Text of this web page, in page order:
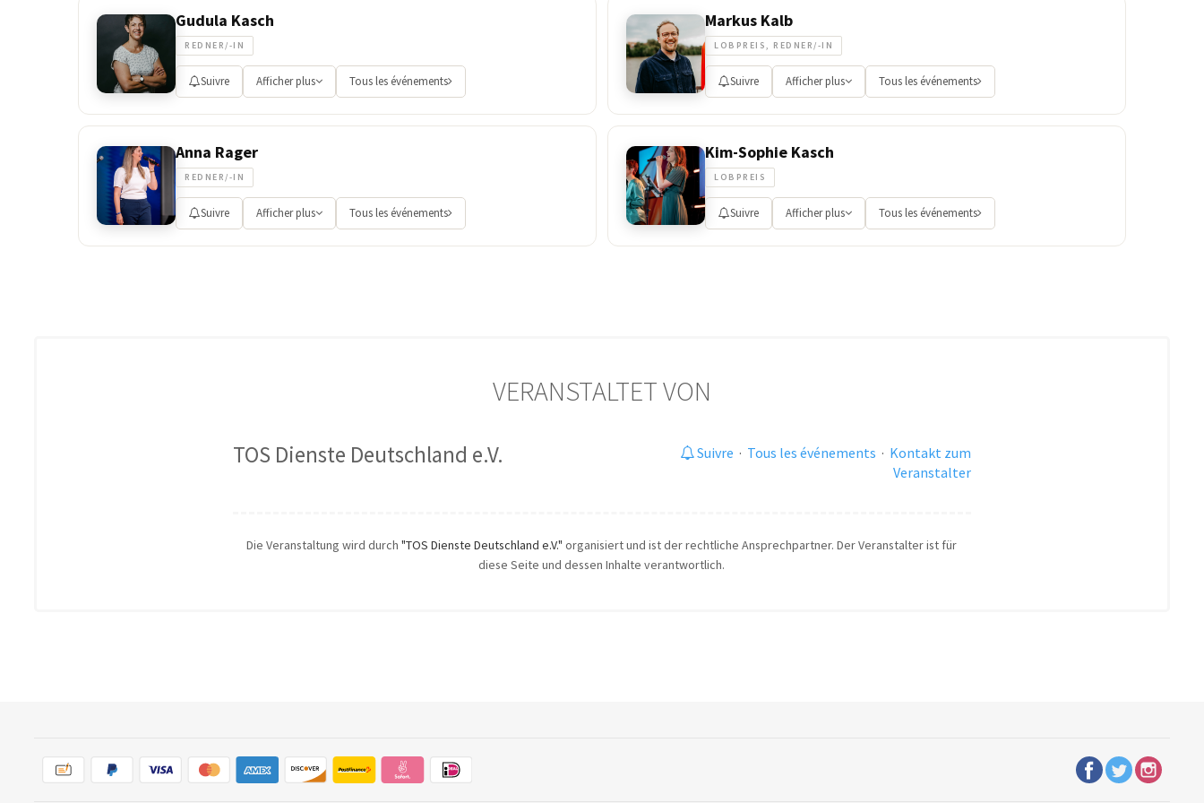
Gudula Kasch
REDNER/-IN
Suivre Afficher plus Tous les événements
Markus Kalb
LOBPREIS, REDNER/-IN
Suivre Afficher plus Tous les événements
Anna Rager
REDNER/-IN
Suivre Afficher plus Tous les événements
Kim-Sophie Kasch
LOBPREIS
Suivre Afficher plus Tous les événements
VERANSTALTET VON
TOS Dienste Deutschland e.V. Suivre · Tous les événements · Kontakt zum
Veranstalter
Die Veranstaltung wird durch"TOS Dienste Deutschland e.V." organisiert und ist der rechtliche Ansprechpartner. Der Veranstalter ist für
diese Seite und dessen Inhalte verantwortlich.